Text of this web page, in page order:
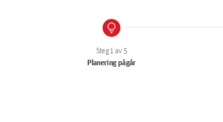
lightbulb
Planering pågår